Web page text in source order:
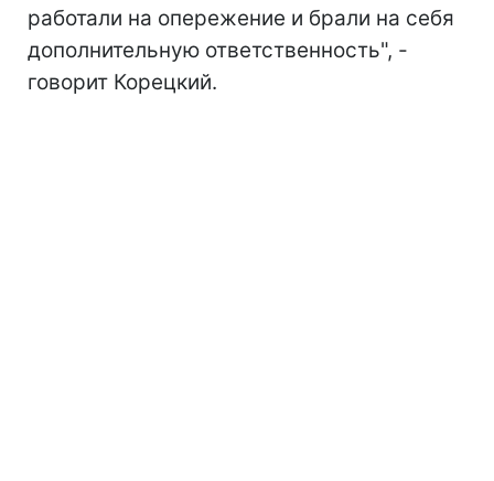
работали на опережение и брали на себя
дополнительную ответственность", -
говорит Корецкий.